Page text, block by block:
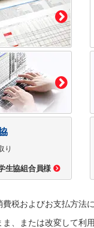
り
生協組合員様
税およびお支払方法
、または改変して利